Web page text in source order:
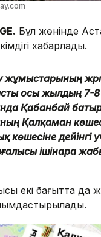
Бұл жөнінде
хабарлады.
осы жылдың 7-
Қабанбай
Қалқаман
көшесіне дейінгі
ішінара
екі бағытта да